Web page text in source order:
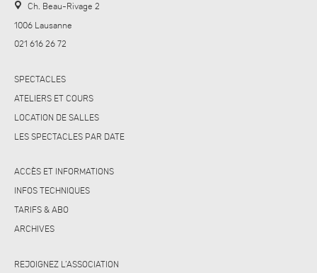
Ch. Beau-Rivage 2
1006 Lausanne
021 616 26 72
SPECTACLES
ATELIERS ET COURS
LOCATION DE SALLES
LES SPECTACLES PAR DATE
ACCÈS ET INFORMATIONS
INFOS TECHNIQUES
TARIFS & ABO
ARCHIVES
REJOIGNEZ L’ASSOCIATION